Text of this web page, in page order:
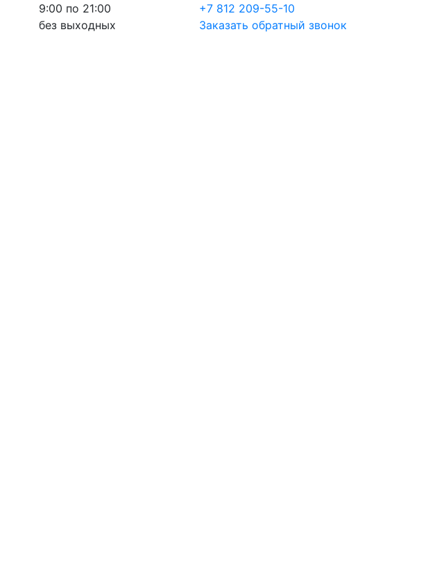
9:00 по 21:00
без выходных
+7 812 209-55-10
Заказать обратный звонок